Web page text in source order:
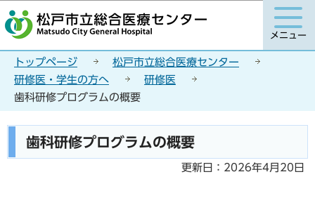
こ
の
先
頭
す
メニュー
トップページ
松戸市立総合医療センター
研修医・学生の方へ
研修医
歯科研修プログラムの概要
歯科研修プログラムの概要
更新日：2026年4月20日